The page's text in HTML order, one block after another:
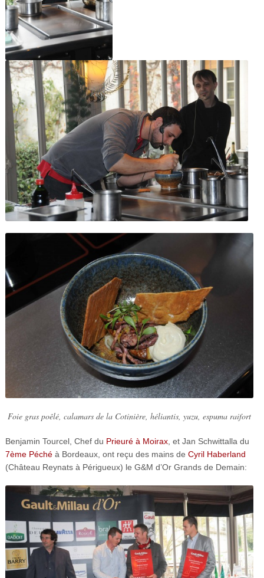
Foie gras poêlé, calamars de la Cotinière, héliantis, yuzu, espuma raifort
Benjamin Tourcel, Chef du Prieuré à Moirax, et Jan Schwittalla du
7ème Péchéà Bordeaux, ont reçu des mains de Cyril Haberland
(Château Reynats à Périgueux) le G&M d’Or Grands de Demain: